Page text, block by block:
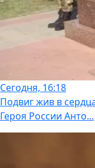
Сегодня, 16:18
Подвиг жив в
Героя России Анто...